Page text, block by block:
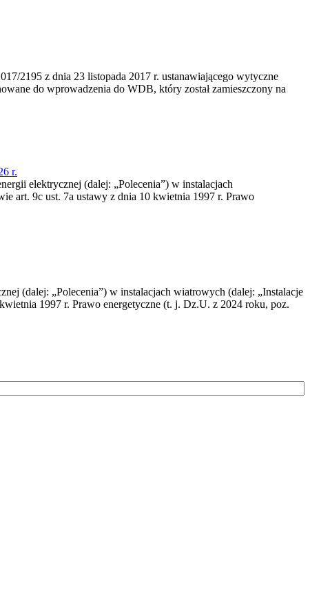
2195 z dnia 23‍ listopada 2017 r. ustanawiającego wytyczne
do wprowadzenia do WDB, który został zamieszczony na
r.
elektrycznej (dalej: „Polecenia”) w instalacjach
art. 9c ust. 7a ustawy z dnia 10 kwietnia 1997 r. Prawo
(dalej: „Polecenia”) w instalacjach wiatrowych (dalej: „Instalacje
1997 r. Prawo energetyczne (t. j. Dz.U. z 2024 roku, poz.